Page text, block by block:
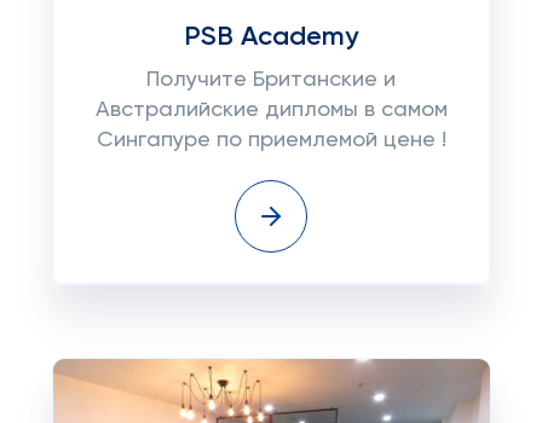
PSB Academy
Получите Британские и
Австралийские дипломы в самом
Сингапуре по приемлемой цене !